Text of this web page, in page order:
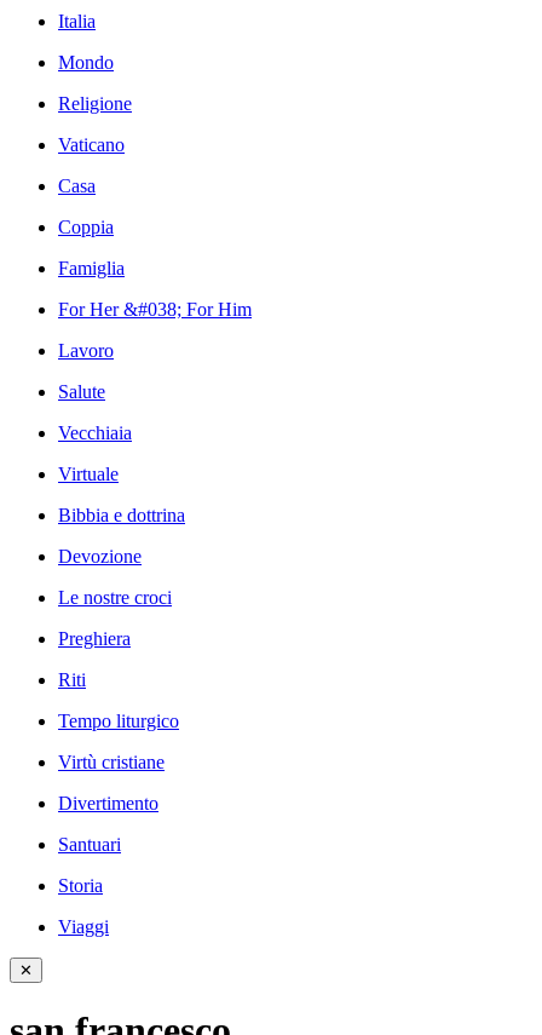
Italia
Mondo
Religione
Vaticano
Casa
Coppia
Famiglia
For Her &#038; For Him
Lavoro
Salute
Vecchiaia
Virtuale
Bibbia e dottrina
Devozione
Le nostre croci
Preghiera
Riti
Tempo liturgico
Virtù cristiane
Divertimento
Santuari
Storia
Viaggi
✕